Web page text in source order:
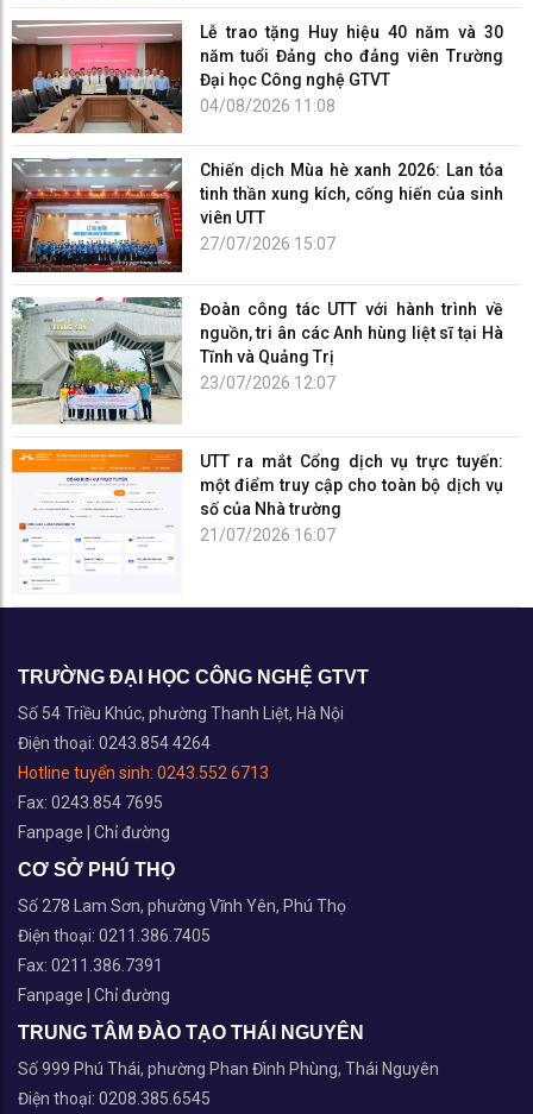
Lễ trao tặng Huy hiệu 40 năm và 30
năm tuổi Đảng cho đảng viên Trường
Đại học Công nghệ GTVT
04/08/2026 11:08
Chiến dịch Mùa hè xanh 2026: Lan tỏa
tinh thần xung kích, cống hiến của sinh
viên UTT
27/07/2026 15:07
Đoàn công tác UTT với hành trình về
nguồn, tri ân các Anh hùng liệt sĩ tại Hà
Tĩnh và Quảng Trị
23/07/2026 12:07
UTT ra mắt Cổng dịch vụ trực tuyến:
một điểm truy cập cho toàn bộ dịch vụ
số của Nhà trường
21/07/2026 16:07
TRƯỜNG ĐẠI HỌC CÔNG NGHỆ GTVT
Số 54 Triều Khúc, phường Thanh Liệt, Hà Nội
Điện thoại: 0243.854 4264
Hotline tuyển sinh: 0243.552 6713
Fax: 0243.854 7695
Fanpage
Chỉ đường
CƠ SỞ PHÚ THỌ
Số 278 Lam Sơn, phường Vĩnh Yên, Phú Thọ
Điện thoại: 0211.386.7405
Fax: 0211.386.7391
Fanpage
Chỉ đường
TRUNG TÂM ĐÀO TẠO THÁI NGUYÊN
Số 999 Phú Thái, phường Phan Đình Phùng, Thái Nguyên
Điện thoại: 0208.385.6545